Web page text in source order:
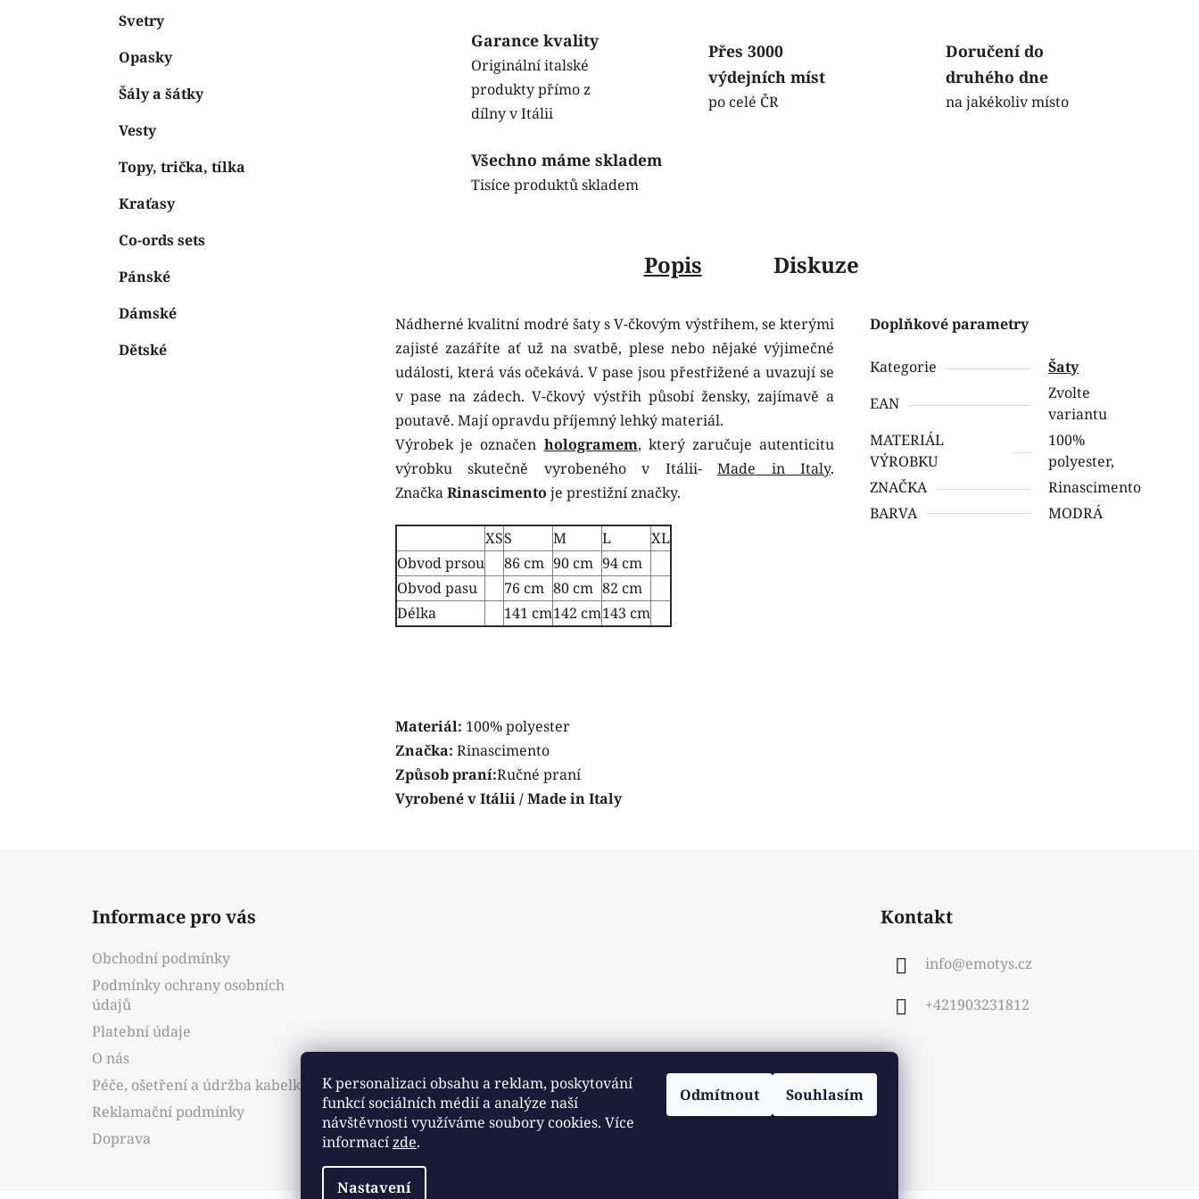
K personalizaci obsahu a reklam, poskytování
funkcí sociálních médií a analýze naší
návštěvnosti využíváme soubory cookies. Více
informacízde.
Nastavení
Odmítnout Souhlasím
Svetry
Opasky
Šály a šátky
Vesty
Topy, trička, tílka
Kraťasy
Co-ords sets
Pánské
Dámské
Dětské
Garance kvality
Originální italské
produkty přímo z
dílny v Itálii
Přes 3000
výdejních míst
po celé ČR
Doručení do
druhého dne
na jakékoliv místo
Všechno máme skladem
Tisíce produktů skladem
Popis Diskuze
Nádherné kvalitní modré šaty s V-čkovým výstřihem, se kterými
zajisté zazáříte ať už na svatbě, plese nebo nějaké výjimečné
události, která vás očekává. V pase jsou přestřižené a uvazují se
v pase na zádech. V-čkový výstřih působí žensky, zajímavě a
poutavě. Mají opravdu příjemný lehký materiál.
Výrobek je označen hologramem, který zaručuje autenticitu
výrobku skutečně vyrobeného v Itálii-Made in Italy.
ZnačkaRinascimento je prestižní značky.
XSS M L
XL
Obvod prsou
86 cm 90 cm 94 cm
Obvod pasu
76 cm 80 cm 82 cm
Délka
141 cm142 cm143 cm
Materiál: 100% polyester
Značka: Rinascimento
Způsob praní:Ručné praní
Vyrobené v Itálii / Made in Italy
Doplňkové parametry
Kategorie
Šaty
EAN
Zvolte
variantu
MATERIÁL
VÝROBKU
100%
polyester,
ZNAČKA
Rinascimento
BARVA
MODRÁ
Informace pro vás
Obchodní podmínky
Podmínky ochrany osobních
údajů
Platební údaje
O nás
Péče, ošetření a údržba kabelky
Reklamační podmínky
Doprava
Kontakt
info@emotys.cz
+421903231812